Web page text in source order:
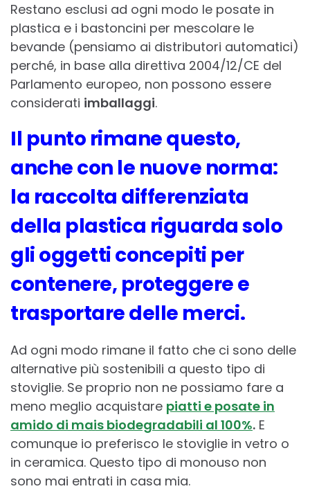
Restano esclusi ad ogni modo le posate in
plastica e i bastoncini per mescolare le
bevande (pensiamo ai distributori automatici)
perché, in base alla direttiva 2004/12/CE del
Parlamento europeo, non possono essere
considerati imballaggi.
Il punto rimane questo,
anche con le nuove norma:
la raccolta differenziata
della plastica riguarda solo
gli oggetti concepiti per
contenere, proteggere e
trasportare delle merci.
Ad ogni modo rimane il fatto che ci sono delle
alternative più sostenibili a questo tipo di
stoviglie. Se proprio non ne possiamo fare a
meno meglio acquistare piatti e posate in
amido di mais biodegradabili al 100%. E
comunque io preferisco le stoviglie in vetro o
in ceramica. Questo tipo di monouso non
sono mai entrati in casa mia.